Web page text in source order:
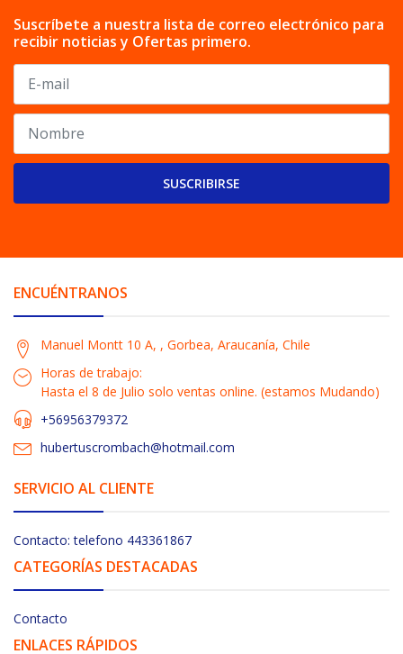
Suscríbete a nuestra lista de correo electrónico para
recibir noticias y Ofertas primero.
SUSCRIBIRSE
ENCUÉNTRANOS
Manuel Montt 10 A, , Gorbea, Araucanía, Chile
Horas de trabajo:
Hasta el 8 de Julio solo ventas online. (estamos Mudando)
+56956379372
hubertuscrombach@hotmail.com
SERVICIO AL CLIENTE
Contacto: telefono 443361867
CATEGORÍAS DESTACADAS
Contacto
ENLACES RÁPIDOS